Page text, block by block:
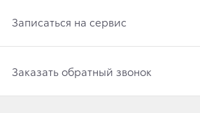
Заказать обратный звонок
Записаться на сервис
Заказать обратный звонок
2012 ГОДА!